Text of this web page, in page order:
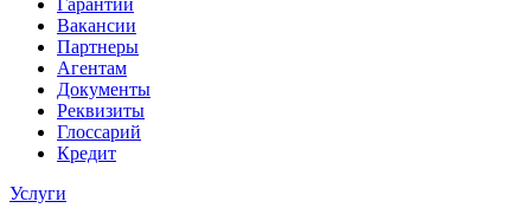
Гарантии
Вакансии
Партнеры
Агентам
Документы
Реквизиты
Глоссарий
Кредит
Услуги